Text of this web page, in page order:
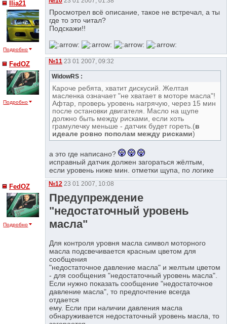
Ilia21
Подробно
Просмотрел всё описание, такое не встречал, а ты
где то это читал?
Подскажи!!
FedOZ
Подробно
№11 23 01 2007, 09:32
WidowRS :
Кароче ребята, хватит дискусий. Желтая
масленка означает "не хватает в моторе масла"!
Афтар, проверь уровень нагрячую, через 15 мин
после остановки двигателя. Масло на щупе
должно быть между рисками, если хоть
грамулечку меньше - датчик будет гореть.(в
идеале ровно пополам между рисками)
а это где написано?
исправный датчик должен загораться жёлтым,
если уровень ниже мин. отметки щупа, по логике
FedOZ
Подробно
№12 23 01 2007, 10:08
Предупреждение
"недостаточный уровень
масла"
Для контроля уровня масла символ моторного
масла подсвечивается красным цветом для
сообщения
"недостаточное давление масла" и желтым цветом
- для сообщения "недостаточный уровень масла".
Если нужно показать сообщение "недостаточное
давление масла", то предпочтение всегда
отдается
ему. Если при наличии давления масла
обнаруживается недостаточный уровень масла, то